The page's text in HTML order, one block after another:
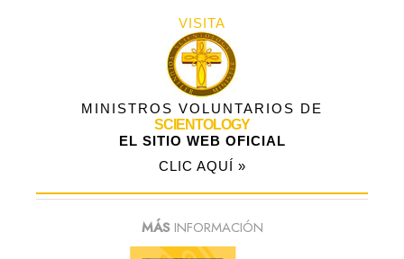
VISITA
MINISTROS VOLUNTARIOS DE
SCIENTOLOGY
EL SITIO WEB OFICIAL
CLIC AQUÍ »
MÁSINFORMACIÓN